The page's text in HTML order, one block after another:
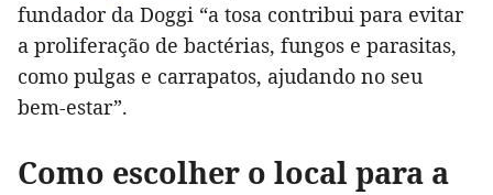
fundador da Doggi “a tosa contribui para evitar
a proliferação de bactérias, fungos e parasitas,
como pulgas e carrapatos, ajudando no seu
bem-estar”.
Como escolher o local para a